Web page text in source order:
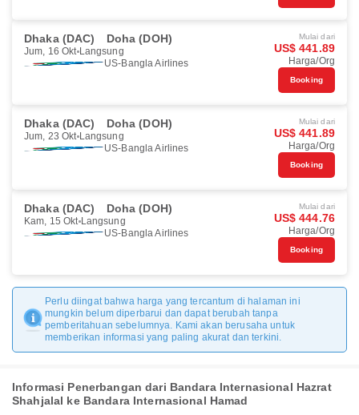
Dhaka (DAC) Doha (DOH)
Jum, 16 Okt Langsung
US-Bangla Airlines
Mulai dari
US$ 441.89
Harga/Org
Booking
Dhaka (DAC) Doha (DOH)
Jum, 23 Okt Langsung
US-Bangla Airlines
Mulai dari
US$ 441.89
Harga/Org
Booking
Dhaka (DAC) Doha (DOH)
Kam, 15 Okt Langsung
US-Bangla Airlines
Mulai dari
US$ 444.76
Harga/Org
Booking
Perlu diingat bahwa harga yang tercantum di halaman ini
mungkin belum diperbarui dan dapat berubah tanpa
pemberitahuan sebelumnya. Kami akan berusaha untuk
memberikan informasi yang paling akurat dan terkini.
Informasi Penerbangan dari Bandara Internasional Hazrat
Shahjalal ke Bandara Internasional Hamad